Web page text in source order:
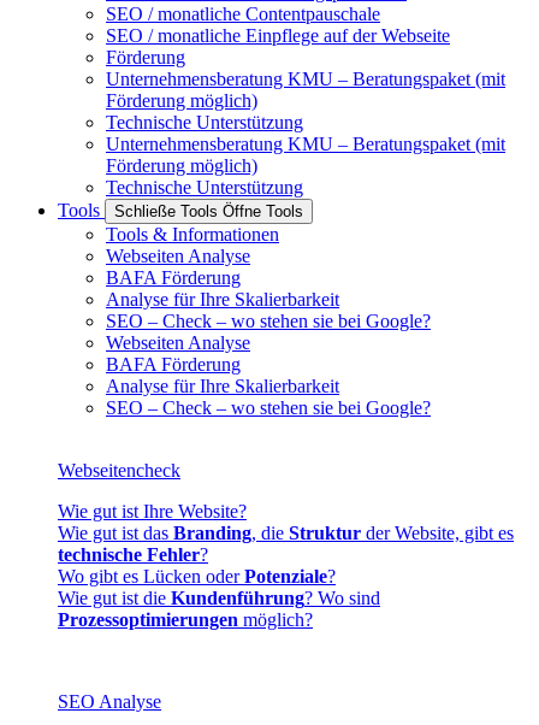
SEO / monatliche Contentpauschale
SEO / monatliche Einpflege auf der Webseite
Förderung
Unternehmensberatung KMU – Beratungspaket (mit
Förderung möglich)
Technische Unterstützung
Unternehmensberatung KMU – Beratungspaket (mit
Förderung möglich)
Technische Unterstützung
Tools
Schließe Tools Öffne Tools
Tools & Informationen
Webseiten Analyse
BAFA Förderung
Analyse für Ihre Skalierbarkeit
SEO – Check – wo stehen sie bei Google?
Webseiten Analyse
BAFA Förderung
Analyse für Ihre Skalierbarkeit
SEO – Check – wo stehen sie bei Google?
Webseitencheck
Wie gut ist Ihre Website?
Wie gut ist das Branding, die Struktur der Website, gibt es
technische Fehler?
Wo gibt es Lücken oderPotenziale?
Wie gut ist die Kundenführung? Wo sind
Prozessoptimierungen möglich?
SEO Analyse